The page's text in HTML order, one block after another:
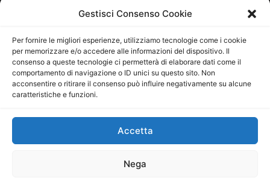
Gestisci Consenso Cookie
Per fornire le migliori esperienze, utilizziamo tecnologie come i cookie
per memorizzare e/o accedere alle informazioni del dispositivo. Il
consenso a queste tecnologie ci permetterà di elaborare dati come il
comportamento di navigazione o ID unici su questo sito. Non
acconsentire o ritirare il consenso può influire negativamente su alcune
caratteristiche e funzioni.
Accetta
Nega
29/09/2015
Direttore Editoriale: Maurizio Scaglione
Direttore Responsabile: Maria Calabrese
P.IVA: 06334930820
Mercurio Comunicazione Società Cooperativa a r.l. è
iscritta al Registro degli Operatori di Comunicazione al